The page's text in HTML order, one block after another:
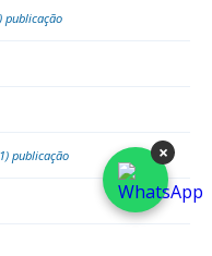
publicação
publicação ×